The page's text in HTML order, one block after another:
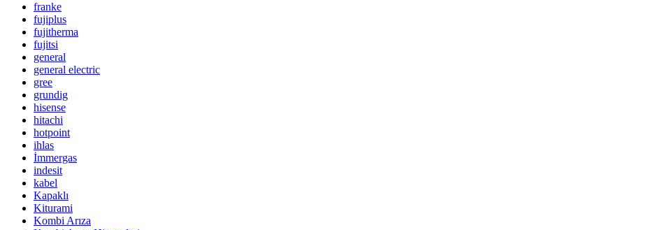
franke
fujiplus
fujitherma
fujitsi
general
general electric
gree
grundig
hisense
hitachi
hotpoint
ihlas
İmmergas
indesit
kabel
Kapaklı
Kiturami
Kombi Arıza